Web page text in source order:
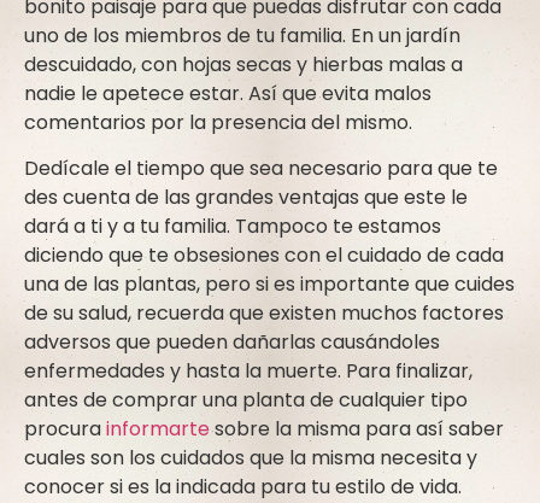
bonito paisaje para que puedas disfrutar con cada
uno de los miembros de tu familia. En un jardín
descuidado, con hojas secas y hierbas malas a
nadie le apetece estar. Así que evita malos
comentarios por la presencia del mismo.
Dedícale el tiempo que sea necesario para que te
des cuenta de las grandes ventajas que este le
dará a ti y a tu familia. Tampoco te estamos
diciendo que te obsesiones con el cuidado de cada
una de las plantas, pero si es importante que cuides
de su salud, recuerda que existen muchos factores
adversos que pueden dañarlas causándoles
enfermedades y hasta la muerte. Para finalizar,
antes de comprar una planta de cualquier tipo
procurainformartesobre la misma para así saber
cuales son los cuidados que la misma necesita y
conocer si es la indicada para tu estilo de vida.